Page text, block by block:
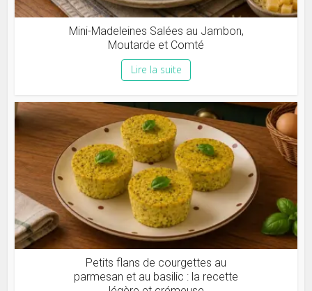
Mini-Madeleines Salées au Jambon,
Moutarde et Comté
Lire la suite
Petits flans de courgettes au
parmesan et au basilic : la recette